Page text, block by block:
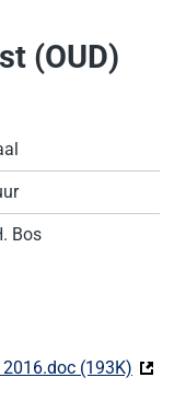
(OUD)
Bos
(193K)